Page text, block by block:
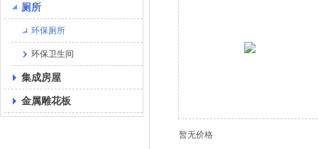
厕所
环保厕所
环保卫生间
集成房屋
金属雕花板
暂无价格